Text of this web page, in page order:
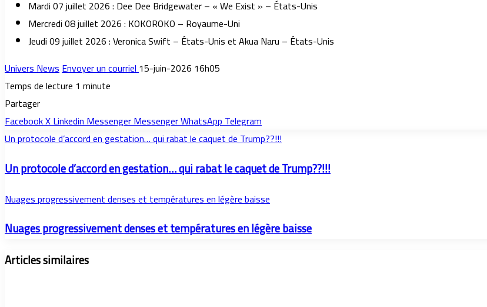
Mardi 07 juillet 2026 : Dee Dee Bridgewater – « We Exist » – États-Unis
Mercredi 08 juillet 2026 : KOKOROKO – Royaume-Uni
Jeudi 09 juillet 2026 : Veronica Swift – États-Unis et Akua Naru – États-Unis
Univers NewsEnvoyer un courriel15-juin-2026 16h05
Temps de lecture 1 minute
Partager
FacebookXLinkedinMessengerMessengerWhatsAppTelegram
Un protocole d’accord en gestation… qui rabat le caquet de Trump??!!!
Un protocole d’accord en gestation… qui rabat le caquet de Trump??!!!
Nuages progressivement denses et températures en légère baisse
Nuages progressivement denses et températures en légère baisse
Articles similaires